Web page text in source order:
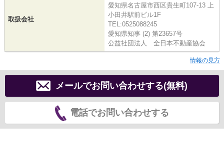
取扱会社
愛知県名古屋市西区貴生町107-13 上
小田井駅前ビル1F
TEL:0525088245
愛知県知事 (2) 第23657号
公益社団法人 全日本不動産協会
情報の見方
メールでお問い合わせする(無料)
電話でお問い合わせする